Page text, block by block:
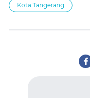
Kota Tangerang